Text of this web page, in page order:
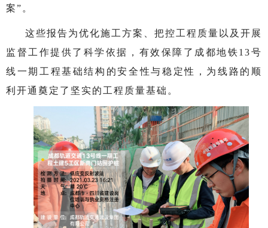
案”。
这些报告为优化施工方案、把控工程质量以及开展
监督工作提供了科学依据，有效保障了成都地铁13号
线一期工程基础结构的安全性与稳定性，为线路的顺
利开通奠定了坚实的工程质量基础。